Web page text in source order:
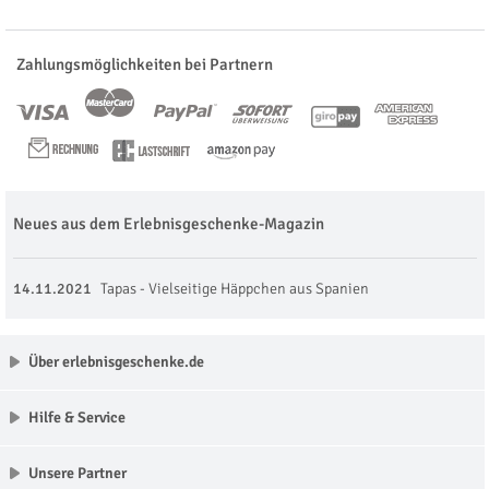
Zahlungsmöglichkeiten bei Partnern
Neues aus dem Erlebnisgeschenke-Magazin
14.11.2021 Tapas - Vielseitige Häppchen aus Spanien
Über erlebnisgeschenke.de
Hilfe & Service
Unsere Partner